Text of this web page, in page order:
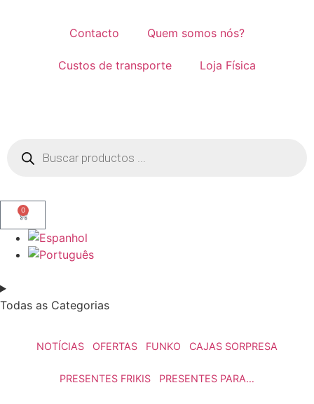
Contacto Quem somos nós?
Custos de transporte Loja Física
0
Todas as Categorias
NOTÍCIAS OFERTAS FUNKO CAJAS SORPRESA
PRESENTES FRIKIS PRESENTES PARA…